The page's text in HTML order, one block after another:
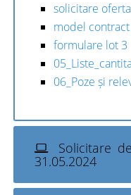
solicitare
model
formulare lot 3
06_Poze și
Solicitare
31.05.2024